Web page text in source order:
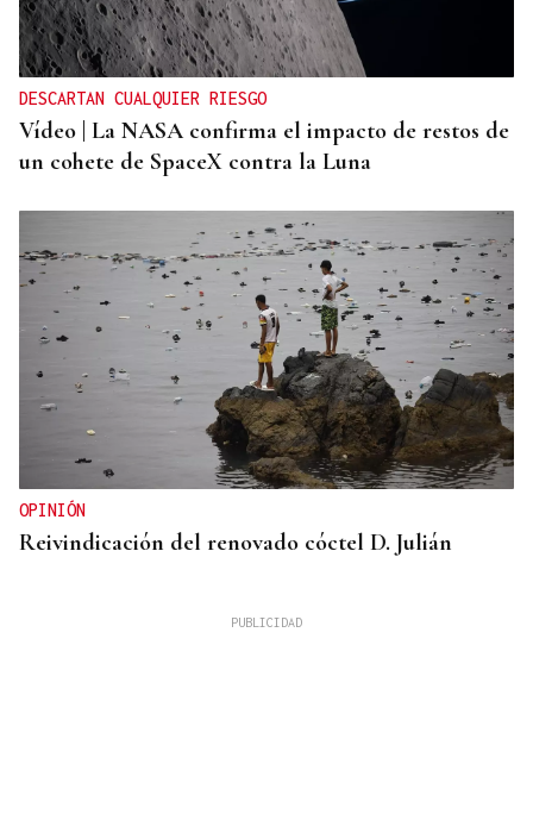
DESCARTAN CUALQUIER RIESGO
Vídeo | La NASA confirma el impacto de restos de
un cohete de SpaceX contra la Luna
OPINIÓN
Reivindicación del renovado cóctel D. Julián